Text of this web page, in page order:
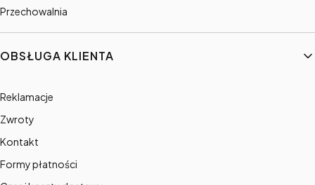
Przechowalnia
OBSŁUGA KLIENTA
Reklamacje
Zwroty
Kontakt
Formy płatności